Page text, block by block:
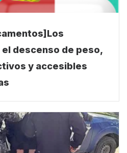
descenso de peso,
y accesibles